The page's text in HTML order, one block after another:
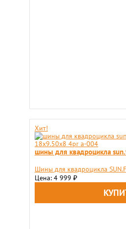
Хит!
шины для квадроцикла
Шины для квадроцикла
Цена: 4 999 ₽